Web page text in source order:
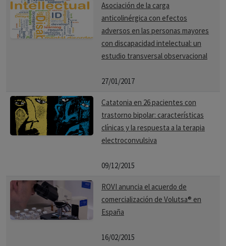
Asociación de la carga
anticolinérgica con efectos
adversos en las personas mayores
con discapacidad intelectual: un
estudio transversal observacional
27/01/2017
Catatonia en 26 pacientes con
trastorno bipolar: características
clínicas y la respuesta a la terapia
electroconvulsiva
09/12/2015
ROVI anuncia el acuerdo de
comercialización de Volutsa® en
España
16/02/2015